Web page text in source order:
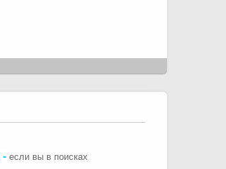
- если вы в поисках